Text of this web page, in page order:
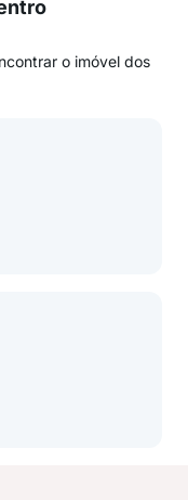
o imóvel dos